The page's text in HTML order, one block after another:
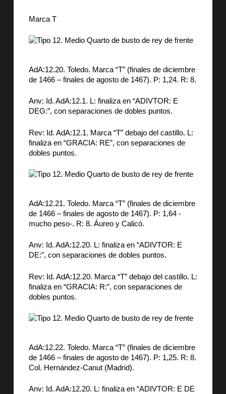
Marca T
AdA:12.20. Toledo. Marca “T” (finales de diciembre
de 1466 – finales de agosto de 1467). P: 1,24. R: 8.
Anv: Id. AdA:12.1. L: finaliza en “ADIVTOR: E
DEG:”, con separaciones de dobles puntos.
Rev: Id. AdA:12.1. Marca “T” debajo del castillo. L:
finaliza en “GRACIA: RE”, con separaciones de
dobles puntos.
AdA:12.21. Toledo. Marca “T” (finales de diciembre
de 1466 – finales de agosto de 1467). P: 1,64 -
mucho peso-. R: 8. Áureo y Calicó.
Anv: Id. AdA:12.20. L: finaliza en “ADIVTOR: E
DE:”, con separaciones de dobles puntos.
Rev: Id. AdA:12.20. Marca “T” debajo del castillo. L:
finaliza en “GRACIA: R:”, con separaciones de
dobles puntos.
AdA:12.22. Toledo. Marca “T” (finales de diciembre
de 1466 – finales de agosto de 1467). P: 1,25. R: 8.
Col. Hernández-Canut (Madrid).
Anv: Id. AdA:12.20. L: finaliza en “ADIVTOR: E DE